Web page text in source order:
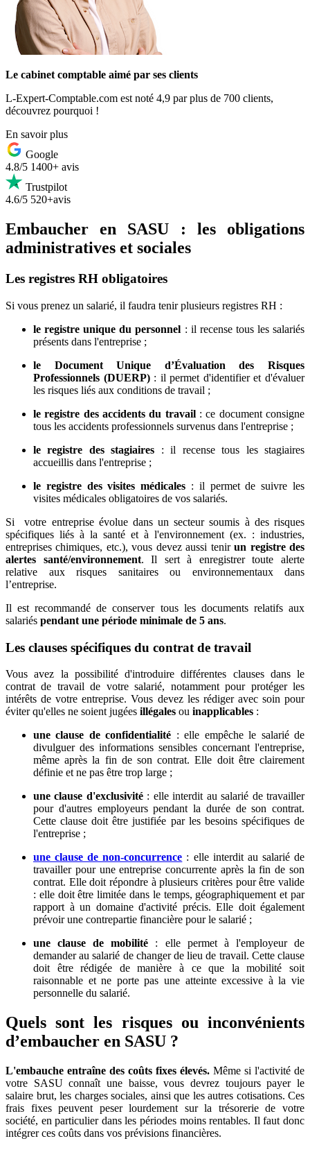
Le cabinet comptable aimé par ses clients
L-Expert-Comptable.com est noté 4,9 par plus de 700 clients,
découvrez pourquoi !
En savoir plus
Google
4.8/5 1400+ avis
Trustpilot
4.6/5 520+avis
Embaucher en SASU : les obligations
administratives et sociales
Les registres RH obligatoires
Si vous prenez un salarié, il faudra tenir plusieurs registres RH :
le registre unique du personnel : il recense tous les salariés
présents dans l'entreprise ;
le Document Unique d’Évaluation des Risques
Professionnels (DUERP) : il permet d'identifier et d'évaluer
les risques liés aux conditions de travail ;
le registre des accidents du travail : ce document consigne
tous les accidents professionnels survenus dans l'entreprise ;
le registre des stagiaires : il recense tous les stagiaires
accueillis dans l'entreprise ;
le registre des visites médicales : il permet de suivre les
visites médicales obligatoires de vos salariés.
Si votre entreprise évolue dans un secteur soumis à des risques
spécifiques liés à la santé et à l'environnement (ex. : industries,
entreprises chimiques, etc.), vous devez aussi tenirun registre des
alertes santé/environnement. Il sert à enregistrer toute alerte
relative aux risques sanitaires ou environnementaux dans
l’entreprise.
Il est recommandé de conserver tous les documents relatifs aux
salariés pendant une période minimale de 5 ans.
Les clauses spécifiques du contrat de travail
Vous avez la possibilité d'introduire différentes clauses dans le
contrat de travail de votre salarié, notamment pour protéger les
intérêts de votre entreprise. Vous devez les rédiger avec soin pour
éviter qu'elles ne soient jugées illégales ou inapplicables :
une clause de confidentialité : elle empêche le salarié de
divulguer des informations sensibles concernant l'entreprise,
même après la fin de son contrat. Elle doit être clairement
définie et ne pas être trop large ;
une clause d'exclusivité: elle interdit au salarié de travailler
pour d'autres employeurs pendant la durée de son contrat.
Cette clause doit être justifiée par les besoins spécifiques de
l'entreprise ;
une clause de non-concurrence : elle interdit au salarié de
travailler pour une entreprise concurrente après la fin de son
contrat. Elle doit répondre à plusieurs critères pour être valide
: elle doit être limitée dans le temps, géographiquement et par
rapport à un domaine d'activité précis. Elle doit également
prévoir une contrepartie financière pour le salarié ;
une clause de mobilité : elle permet à l'employeur de
demander au salarié de changer de lieu de travail. Cette clause
doit être rédigée de manière à ce que la mobilité soit
raisonnable et ne porte pas une atteinte excessive à la vie
personnelle du salarié.
Quels sont les risques ou inconvénients
d’embaucher en SASU ?
L'embauche entraîne des coûts fixes élevés. Même si l'activité de
votre SASU connaît une baisse, vous devrez toujours payer le
salaire brut, les charges sociales, ainsi que les autres cotisations. Ces
frais fixes peuvent peser lourdement sur la trésorerie de votre
société, en particulier dans les périodes moins rentables. Il faut donc
intégrer ces coûts dans vos prévisions financières.